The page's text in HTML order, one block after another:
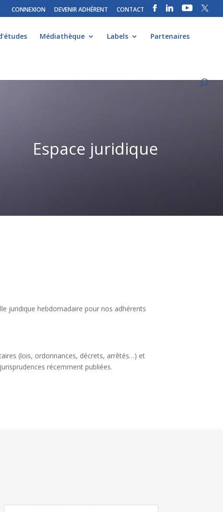
CONNEXION DEVENIR ADHÉRENT CONTACT
Médiathèque Labels Partenaires
Espace juridique
juridique hebdomadaire pour nos adhérents
(lois, ordonnances, décrets, arrêtés…) et
récemment publiées.